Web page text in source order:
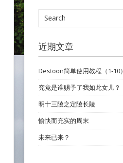
近期文章
Destoon简单使用教程（1-10）
究竟是谁赐予了我如此女儿？
明十三陵之定陵长陵
愉快而充实的周末
未来已来？